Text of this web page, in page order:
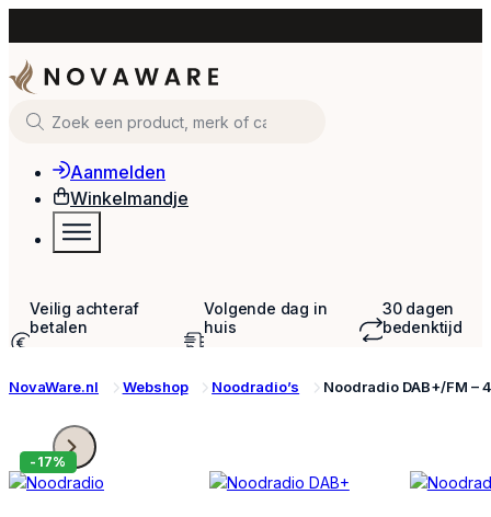
Zoeken
Aanmelden
Winkelmandje
Veilig achteraf
betalen
Klarna
Volgende dag in
huis
23:59
30 dagen
bedenktijd
NovaWare.nl
Webshop Noodradio’s Noodradio DAB+/FM –
-17%